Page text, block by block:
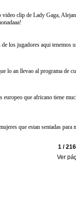
clip de Lady Gaga,
los jugadores aqui tenemos
lo an llevao al programa de
europeo que africano tiene
que estan sentadas
1 /
Ver